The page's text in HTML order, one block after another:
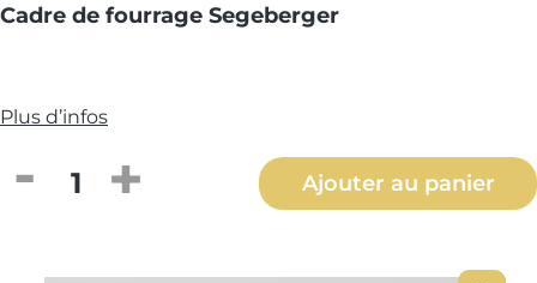
Cadre de fourrage Segeberger
Plus d’infos
Quantité de produit : Entrez la
Ajouter au panier